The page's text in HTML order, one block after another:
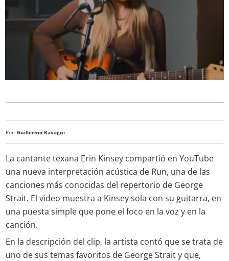
Por: Guillermo Ravagni
La cantante texana Erin Kinsey compartió en YouTube
una nueva interpretación acústica de Run, una de las
canciones más conocidas del repertorio de George
Strait. El video muestra a Kinsey sola con su guitarra, en
una puesta simple que pone el foco en la voz y en la
canción.
En la descripción del clip, la artista contó que se trata de
uno de sus temas favoritos de George Strait y que,